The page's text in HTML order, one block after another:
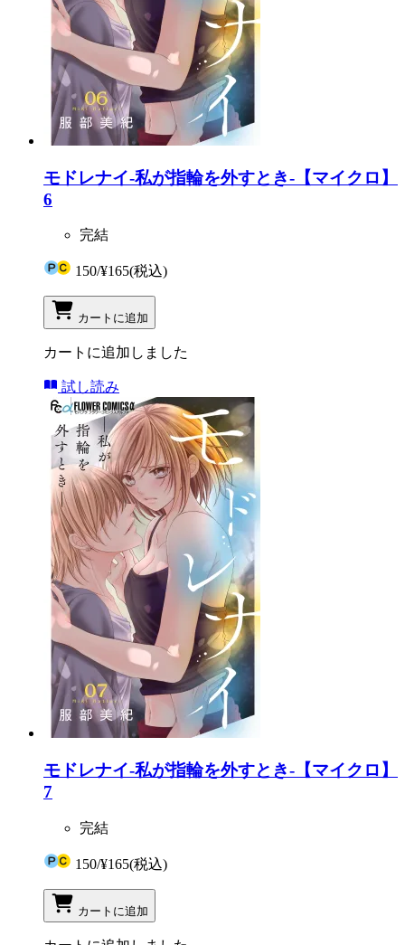
モドレナイ-私が指輪を外すとき-【マイクロ】
6
完結
150/¥165(税込)
カートに追加
カートに追加しました
試し読み
モドレナイ-私が指輪を外すとき-【マイクロ】
7
完結
150/¥165(税込)
カートに追加